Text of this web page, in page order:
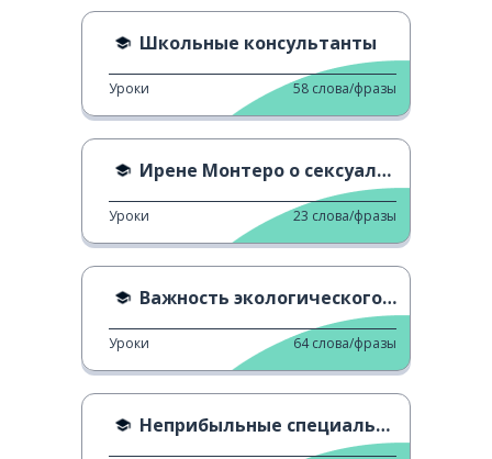
Школьные консультанты
Уроки 58 слова/фразы
Ирене Монтеро о сексуальном образовании
Уроки 23 слова/фразы
Важность экологического образования
Уроки 64 слова/фразы
Неприбыльные специальности?